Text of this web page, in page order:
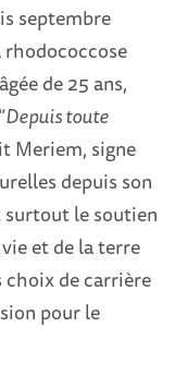
septembre
rhodococcose
de 25 ans,
Depuis toute
Meriem, signe
depuis son
surtout le soutien
et de la terre
choix de carrière
pour le